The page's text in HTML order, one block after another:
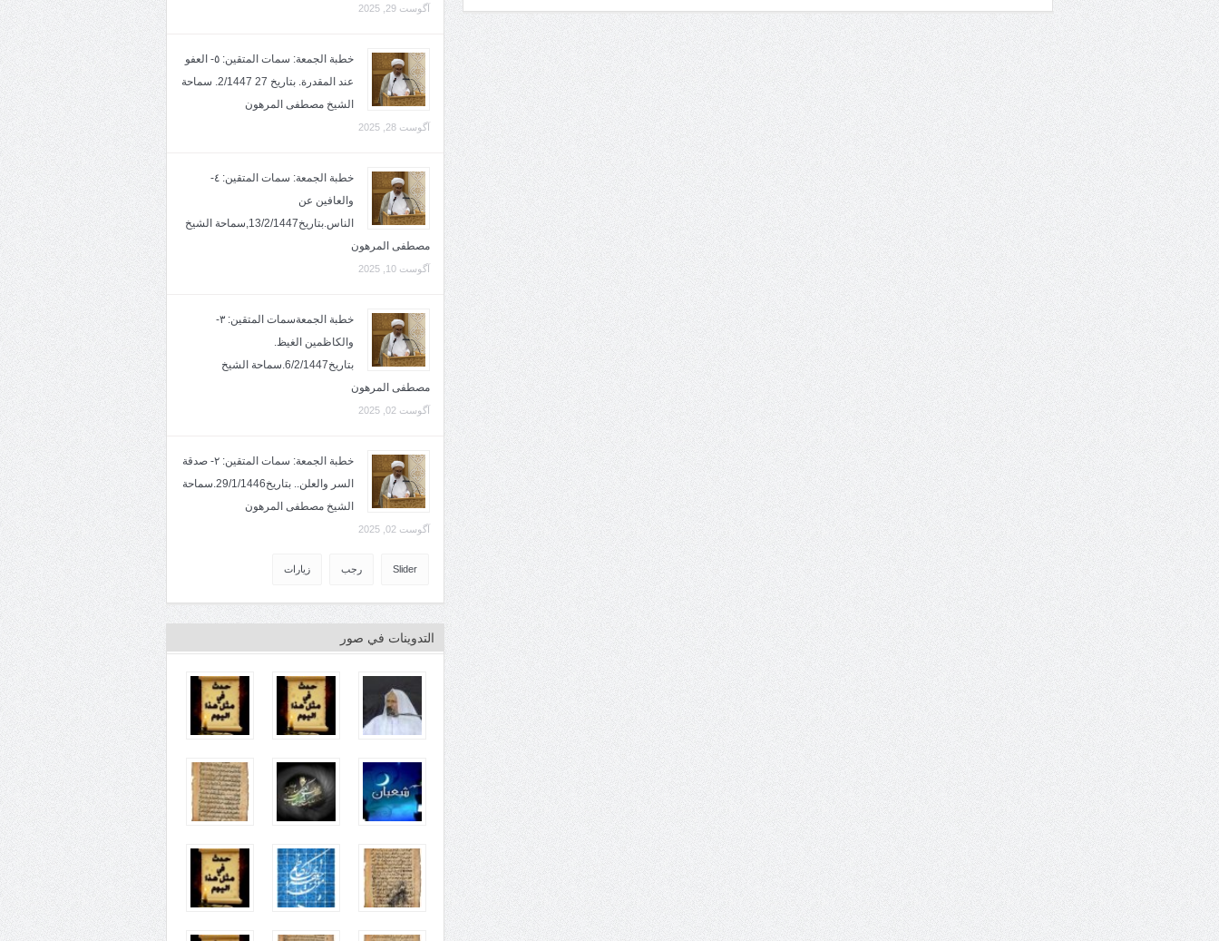
آگوست 29, 2025
خطبة الجمعة: سمات المتقين: ٥- العفو
عند المقدرة. بتاريخ 27 2/1447. سماحة
الشيخ مصطفى المرهون
آگوست 28, 2025
خطبة الجمعة: سمات المتقين: ٤-
والعافين عن
الناس.بتاريخ13/2/1447,سماحة الشيخ
مصطفى المرهون
آگوست 10, 2025
خطبة الجمعةسمات المتقين: ٣-
والكاظمين الغيظ.
بتاريخ6/2/1447.سماحة الشيخ
مصطفى المرهون
آگوست 02, 2025
خطبة الجمعة: سمات المتقين: ٢- صدقة
السر والعلن.. بتاريخ29/1/1446.سماحة
الشيخ مصطفى المرهون
آگوست 02, 2025
Slider رجب زيارات
التدوينات في صور